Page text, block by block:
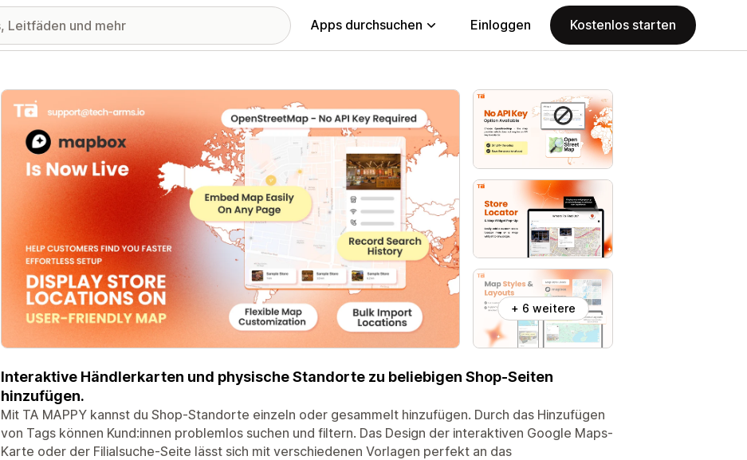
Apps durchsuchen Einloggen Kostenlos starten
Vorgestellte Bildergalerie
+ 6 weitere
Interaktive Händlerkarten und physische Standorte zu beliebigen Shop-Seiten
hinzufügen.
Mit TA MAPPY kannst du Shop-Standorte einzeln oder gesammelt hinzufügen. Durch das Hinzufügen
von Tags können Kund:innen problemlos suchen und filtern. Das Design der interaktiven Google Maps-
Karte oder der Filialsuche-Seite lässt sich mit verschiedenen Vorlagen perfekt an das